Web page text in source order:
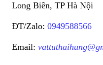
Long Biên, TP Hà Nội
ĐT/Zalo: 0949588566
Email: